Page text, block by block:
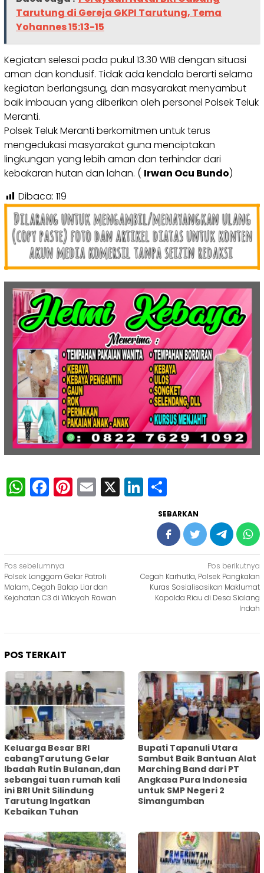
Tarutung di Gereja GKPI Tarutung, Tema
Yohannes 15:13-15
Kegiatan selesai pada pukul 13.30 WIB dengan situasi
aman dan kondusif. Tidak ada kendala berarti selama
kegiatan berlangsung, dan masyarakat menyambut
baik imbauan yang diberikan oleh personel Polsek Teluk
Meranti.
Polsek Teluk Meranti berkomitmen untuk terus
mengedukasi masyarakat guna menciptakan
lingkungan yang lebih aman dan terhindar dari
kebakaran hutan dan lahan. ( Irwan Ocu Bundo)
Dibaca: 119
WhatsApp
Facebook
Pinterest
Email
X LinkedIn
SEBARKAN
Navigasi
pos
Pos sebelumnya
Polsek Langgam Gelar Patroli
Malam, Cegah Balap Liar dan
Kejahatan C3 di Wilayah Rawan
Pos berikutnya
Cegah Karhutla, Polsek Pangkalan
Kuras Sosialisasikan Maklumat
Kapolda Riau di Desa Sialang
Indah
POS TERKAIT
Keluarga Besar BRI
cabangTarutung Gelar
Ibadah Rutin Bulanan,dan
sebangai tuan rumah kali
ini BRI Unit Silindung
Tarutung Ingatkan
Kebaikan Tuhan
Bupati Tapanuli Utara
Sambut Baik Bantuan Alat
Marching Band dari PT
Angkasa Pura Indonesia
untuk SMP Negeri 2
Simangumban